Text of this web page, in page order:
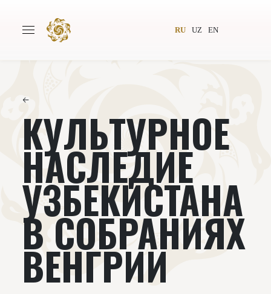
RU UZ EN
Авторы Всемирное общество
Издательство Новости
Проекты Подкасты
Книги Видеолекторий
←
КУЛЬТУРНОЕ
НАСЛЕДИЕ
УЗБЕКИСТАНА
В СОБРАНИЯХ
ВЕНГРИИ